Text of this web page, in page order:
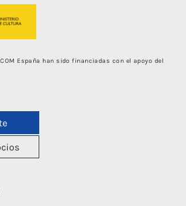
España han sido financiadas con el apoyo del